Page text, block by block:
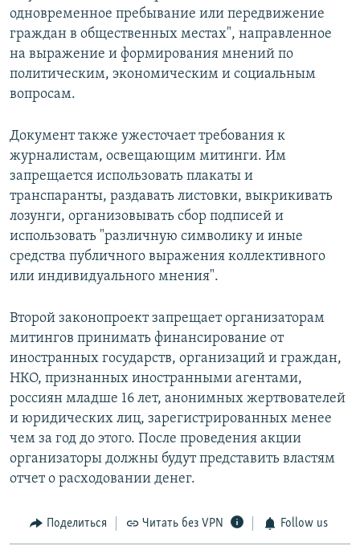
одновременное пребывание или передвижение
граждан в общественных местах", направленное
на выражение и формирования мнений по
политическим, экономическим и социальным
вопросам.
Документ также ужесточает требования к
журналистам, освещающим митинги. Им
запрещается использовать плакаты и
транспаранты, раздавать листовки, выкрикивать
лозунги, организовывать сбор подписей и
использовать "различную символику и иные
средства публичного выражения коллективного
или индивидуального мнения".
Второй законопроект запрещает организаторам
митингов принимать финансирование от
иностранных государств, организаций и граждан,
НКО, признанных иностранными агентами,
россиян младше 16 лет, анонимных жертвователей
и юридических лиц, зарегистрированных менее
чем за год до этого. После проведения акции
организаторы должны будут представить властям
отчет о расходовании денег.
Поделиться Читать без VPN Follow us